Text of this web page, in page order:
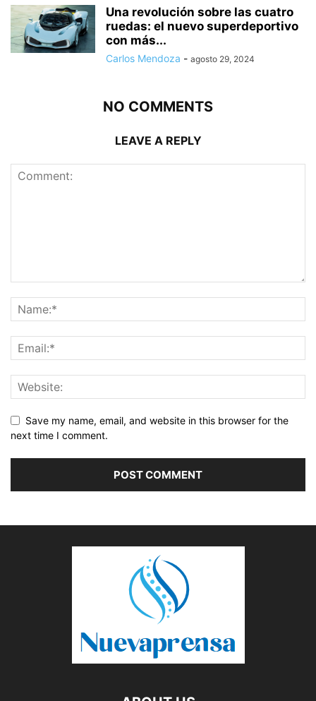
Una revolución sobre las cuatro
ruedas: el nuevo superdeportivo
con más...
Carlos Mendoza - agosto 29, 2024
NO COMMENTS
LEAVE A REPLY
Save my name, email, and website in this browser for the
next time I comment.